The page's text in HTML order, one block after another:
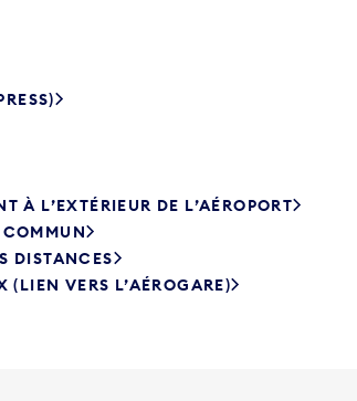
À L’EXTÉRIEUR DE L’AÉROPORT
DISTANCES
(LIEN VERS L’AÉROGARE)